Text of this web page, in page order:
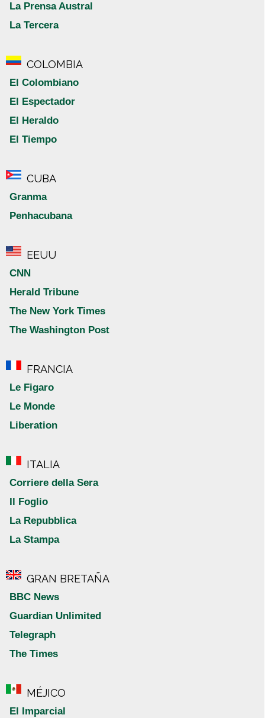
La Prensa Austral
La Tercera
COLOMBIA
El Colombiano
El Espectador
El Heraldo
El Tiempo
CUBA
Granma
Penhacubana
EEUU
CNN
Herald Tribune
The New York Times
The Washington Post
FRANCIA
Le Figaro
Le Monde
Liberation
ITALIA
Corriere della Sera
Il Foglio
La Repubblica
La Stampa
GRAN BRETAÑA
BBC News
Guardian Unlimited
Telegraph
The Times
MÉJICO
El Imparcial